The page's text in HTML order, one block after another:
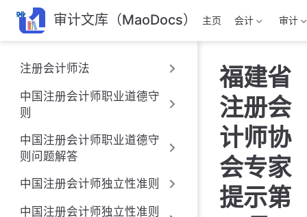
跳
至
主
要
內
容
审计文库（MaoDocs） 主页 会计 审计
注册会计师法
中国注册会计师职业道德守
则
中国注册会计师职业道德守
则问题解答
中国注册会计师独立性准则
中国注册会计师独立性准则
福建省
注册会
计师协
会专家
提示第